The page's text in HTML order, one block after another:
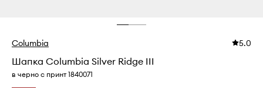
Columbia 5.0
Шапка Columbia Silver Ridge III
в черно с принт 1840071